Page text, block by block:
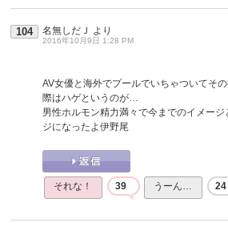
104 名無しだＪ より
2016年10月9日 1:28 PM
AV女優と海外でプールでいちゃついてそ
際はハゲというのが…
男性ホルモン精力満々で今までのイメー
ジになったよ伊野尾
それな！ 39 うーん… 24